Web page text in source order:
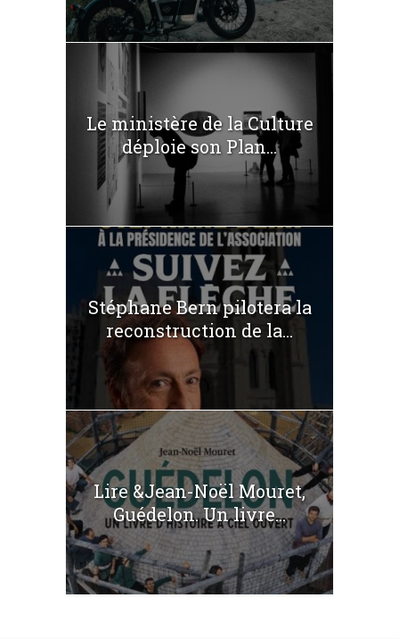
Le ministère de la Culture
déploie son Plan...
Stéphane Bern pilotera la
reconstruction de la...
Lire &Jean-Noël Mouret,
Guédelon. Un livre...